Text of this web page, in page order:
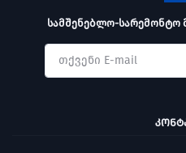
სამშენებლო-სარემონტო